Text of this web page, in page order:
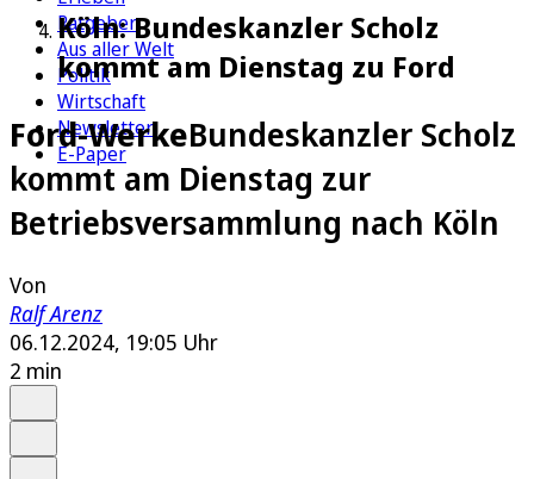
Ratgeber
Aus aller Welt
Politik
Wirtschaft
Newsletter
E-Paper
Köln: Bundeskanzler Scholz
kommt am Dienstag zu Ford
Ford-WerkeBundeskanzler Scholz
kommt am Dienstag zur
Betriebsversammlung nach Köln
Von
Ralf Arenz
06.12.2024, 19:05 Uhr
2 min